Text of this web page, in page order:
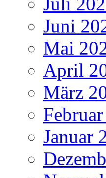
Juni
Mai
April
März
Januar